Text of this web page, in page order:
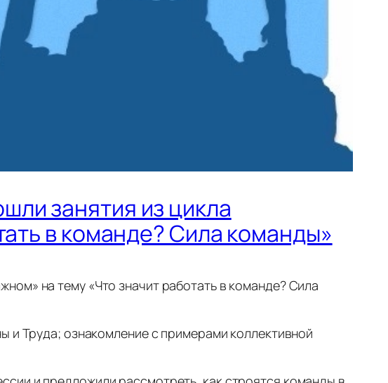
занятия из цикла
в команде? Сила команды»
на тему «Что значит работать в команде? Сила
и Труда; ознакомление с примерами коллективной